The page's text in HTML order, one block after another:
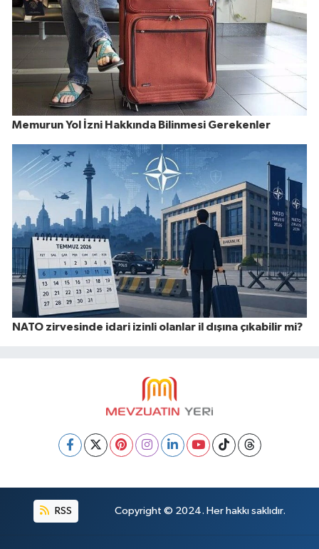
Memurun Yol İzni Hakkında Bilinmesi Gerekenler
NATO zirvesinde idari izinli olanlar il dışına çıkabilir mi?
RSS Copyright © 2024. Her hakkı saklıdır.